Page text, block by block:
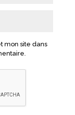
mon site dans